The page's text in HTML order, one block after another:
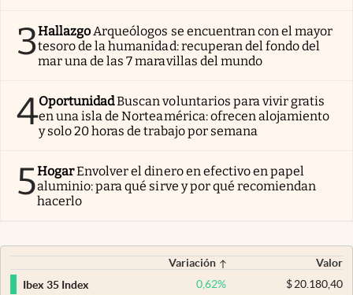
3HallazgoArqueólogos se encuentran con el mayor
tesoro de la humanidad: recuperan del fondo del
mar una de las 7 maravillas del mundo
4OportunidadBuscan voluntarios para vivir gratis
en una isla de Norteamérica: ofrecen alojamiento
y solo 20 horas de trabajo por semana
5HogarEnvolver el dinero en efectivo en papel
aluminio: para qué sirve y por qué recomiendan
hacerlo
Variación
Valor
Ibex 35 Index
0,62% $20.180,40